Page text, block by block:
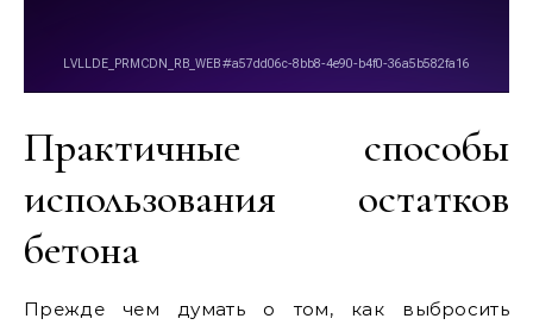
Практичные способы
использования остатков
бетона
Прежде чем думать о том, как выбросить